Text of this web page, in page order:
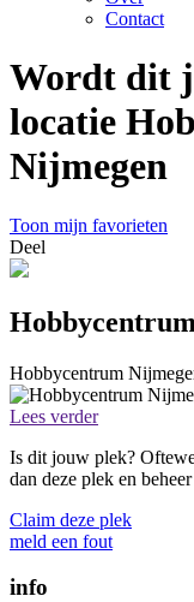
Contact
Wordt dit
locatie
Nijmegen
Toon mijn favorieten
Deel
Hobbycentrum
Lees verder
Is dit jouw plek?
dan deze plek en
Claim deze plek
meld een fout
info